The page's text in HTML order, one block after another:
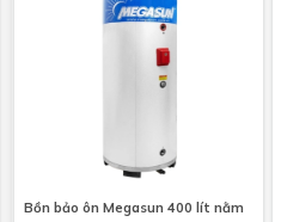
Bồn bảo ôn Megasun 400 lít nằm